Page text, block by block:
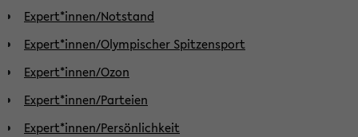
Expert*innen/Notstand
Expert*innen/Olympischer Spitzensport
Expert*innen/Ozon
Expert*innen/Parteien
Expert*innen/Persönlichkeit